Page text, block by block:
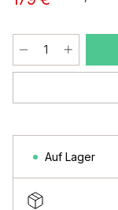
Auf Lager